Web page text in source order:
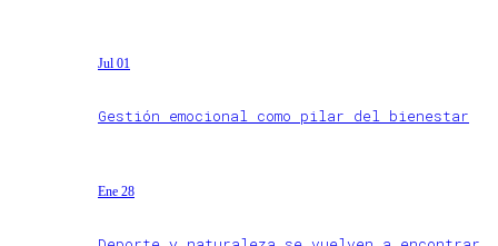
Jul 01
Gestión emocional como pilar del bienestar
Ene 28